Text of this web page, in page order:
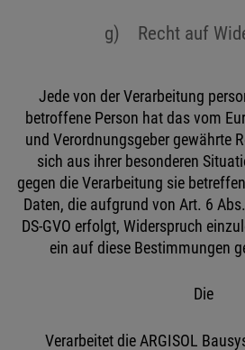
g) Recht auf
Jede von der Verarbeitung
betroffene Person hat das vom
und Verordnungsgeber gewährte
sich aus ihrer besonderen
gegen die Verarbeitung sie
Daten, die aufgrund von Art. 6
DS-GVO erfolgt, Widerspruch
ein auf diese Bestimmungen
Die
Verarbeitet die ARGISOL